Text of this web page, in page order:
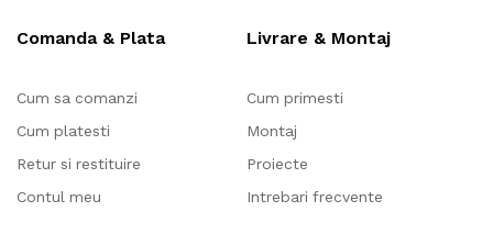
Comanda & Plata
Cum sa comanzi
Cum platesti
Retur si restituire
Contul meu
Livrare & Montaj
Cum primesti
Montaj
Proiecte
Intrebari frecvente